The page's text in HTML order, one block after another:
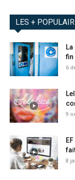
LES +
fin
6
9
8